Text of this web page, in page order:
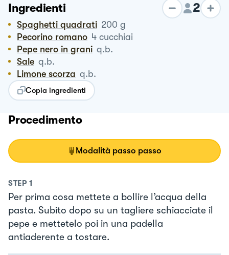
Ingredienti 2
Spaghetti quadrati 200 g
Pecorino romano 4 cucchiai
Pepe nero in grani q.b.
Sale q.b.
Limone scorza q.b.
Copia ingredienti
Procedimento
Modalità passo passo
STEP 1
Per prima cosa mettete a bollire l’acqua della
pasta. Subito dopo su un tagliere schiacciate il
pepe e mettetelo poi in una padella
antiaderente a tostare.